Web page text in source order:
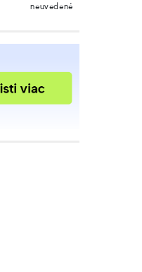
neuvedené